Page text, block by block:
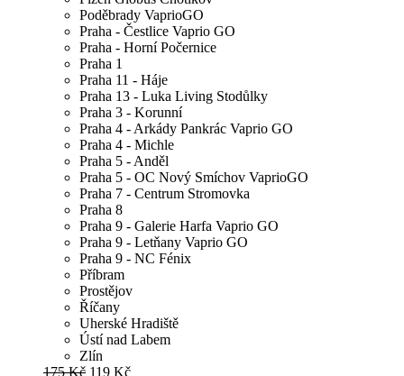
Poděbrady VaprioGO
Praha - Čestlice Vaprio GO
Praha - Horní Počernice
Praha 1
Praha 11 - Háje
Praha 13 - Luka Living Stodůlky
Praha 3 - Korunní
Praha 4 - Arkády Pankrác Vaprio GO
Praha 4 - Michle
Praha 5 - Anděl
Praha 5 - OC Nový Smíchov VaprioGO
Praha 7 - Centrum Stromovka
Praha 8
Praha 9 - Galerie Harfa Vaprio GO
Praha 9 - Letňany Vaprio GO
Praha 9 - NC Fénix
Příbram
Prostějov
Říčany
Uherské Hradiště
Ústí nad Labem
Zlín
175 Kč 119 Kč